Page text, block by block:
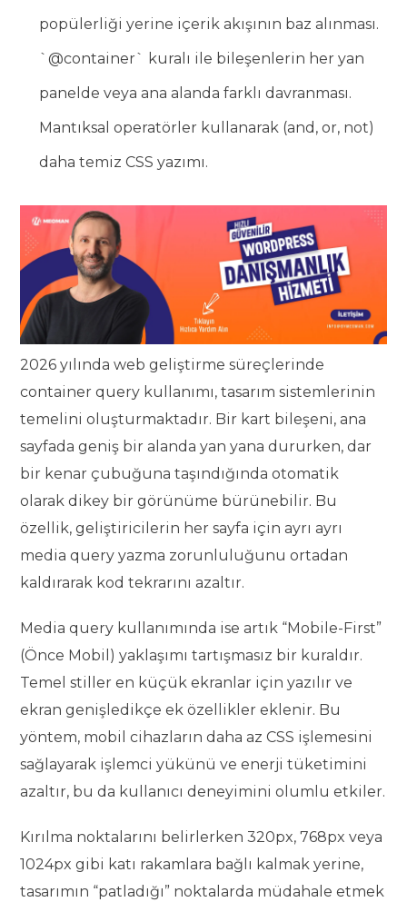
popülerliği yerine içerik akışının baz alınması.
`@container` kuralı ile bileşenlerin her yan
panelde veya ana alanda farklı davranması.
Mantıksal operatörler kullanarak (and, or, not)
daha temiz CSS yazımı.
2026 yılında web geliştirme süreçlerinde
container query kullanımı, tasarım sistemlerinin
temelini oluşturmaktadır. Bir kart bileşeni, ana
sayfada geniş bir alanda yan yana dururken, dar
bir kenar çubuğuna taşındığında otomatik
olarak dikey bir görünüme bürünebilir. Bu
özellik, geliştiricilerin her sayfa için ayrı ayrı
media query yazma zorunluluğunu ortadan
kaldırarak kod tekrarını azaltır.
Media query kullanımında ise artık “Mobile-First”
(Önce Mobil) yaklaşımı tartışmasız bir kuraldır.
Temel stiller en küçük ekranlar için yazılır ve
ekran genişledikçe ek özellikler eklenir. Bu
yöntem, mobil cihazların daha az CSS işlemesini
sağlayarak işlemci yükünü ve enerji tüketimini
azaltır, bu da kullanıcı deneyimini olumlu etkiler.
Kırılma noktalarını belirlerken 320px, 768px veya
1024px gibi katı rakamlara bağlı kalmak yerine,
tasarımın “patladığı” noktalarda müdahale etmek